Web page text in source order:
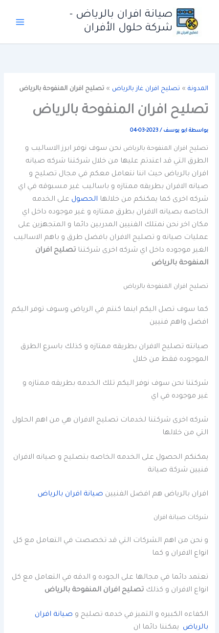
المحتوى
صيانة افران بالرياض -
شركة حلول الأفران
المدونة » تصليح افران غاز بالرياض »تصليح افران المنفوحة بالرياض
تصليح افران المنفوحة بالرياض
بواسطة ابو يوسف/
2023-03-04
تصليح افران المنفوحة بالرياض نحن سوف نوفر ابرز الاساليب و
الطرق التي قد اعتدتم عليها من خلال شركتنا شركه صيانه
افران بالرياض حيث اننا نتعامل معكم في مجال تصليح و
صيانه الافران بطريقه ممتازه و باساليب غير مسبوقه في اي
شركه اخرى كما يمكنكم من خلالها الحصول على الخدمه
الخاصه بصيانه الافران بطرق ممتازه و غير موجوده داخل اي
مكان اخر نحن نمتلك الفنيين المدربين دائما و المتجهزين على
عمليات صيانه و تصليح الافران بافضل طرق و باهم الاساليب
الغير موجوده داخل اي شركه اخرى شركتناتصليح افران
المنفوحة بالرياض
تصليح افران المنفوحة بالرياض
كما سوف تصل اليكم اينما كنتم في الرياض وسوف توفر اليكم
افضل واهم فنيين
صيانته تصليح الافران بطريقه ممتازه و كذلك باسرع الطرق
الموجوده فقط من خلال
شركتنا نحن سوف نوفر اليكم تلك الخدمه بطريقه ممتازه و
غير موجوده في اي
شركه اخرى شركتنا لخدمات تصليح الافران هي من اهم الحلول
التي من خلالها
يمكنكم الحصول على الخدمه الخاصه بتصليح و صيانه الافران
فنيين شركة صيانة
افران بالرياض هم افضل الفنيين صيانة افران بالرياض
شركات صيانة افران
و نحن من اهم الشركات التي قد تخصصت في التعامل مع كل
انواع الافران و كما
تعتمد دائما في مجالها على الجوده و الدقه في التعامل مع كل
انواع الافران و كذلكتصليح افران المنفوحة بالرياض
الكفاءه الكبيره و التميز في خدمه تصليح و صيانة افران
بالرياض يمكننا دائما ان